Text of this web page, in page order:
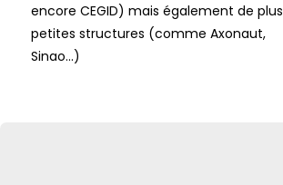
encore CEGID) mais également de plus
petites structures (comme Axonaut,
Sinao...)